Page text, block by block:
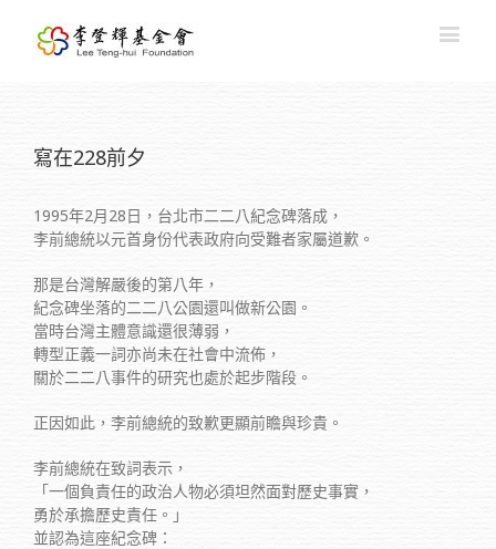
寫在228前夕
1995年2月28日，台北市二二八紀念碑落成，
李前總統以元首身份代表政府向受難者家屬道歉。
那是台灣解嚴後的第八年，
紀念碑坐落的二二八公園還叫做新公園。
當時台灣主體意識還很薄弱，
轉型正義一詞亦尚未在社會中流佈，
關於二二八事件的研究也處於起步階段。
正因如此，李前總統的致歉更顯前瞻與珍貴。
李前總統在致詞表示，
「一個負責任的政治人物必須坦然面對歷史事實，
勇於承擔歷史責任。」
並認為這座紀念碑：